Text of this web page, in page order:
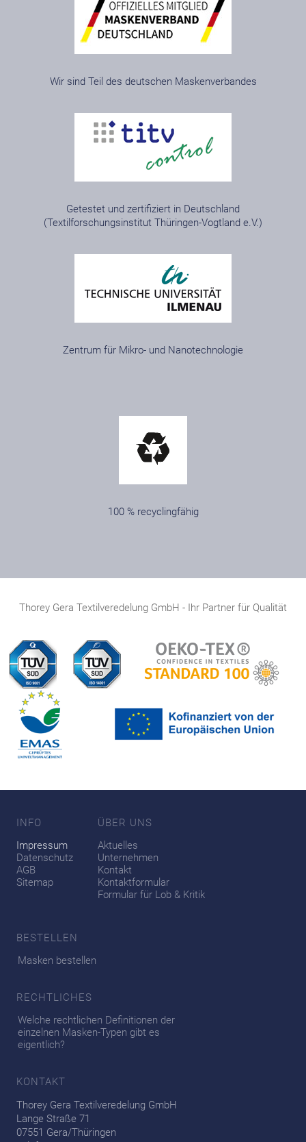
Wir sind Teil des deutschen Maskenverbandes
Getestet und zertifiziert in Deutschland
(Textilforschungsinstitut Thüringen-Vogtland e.V.)
Zentrum für Mikro- und Nanotechnologie
100 % recyclingfähig
Thorey Gera Textilveredelung GmbH - Ihr Partner für Qualität
INFO
Impressum
Datenschutz
AGB
Sitemap
ÜBER UNS
Aktuelles
Unternehmen
Kontakt
Kontaktformular
Formular für Lob & Kritik
BESTELLEN
Masken bestellen
RECHTLICHES
Welche rechtlichen Definitionen der
einzelnen Masken-Typen gibt es
eigentlich?
KONTAKT
Thorey Gera Textilveredelung GmbH
Lange Straße 71
07551 Gera/Thüringen